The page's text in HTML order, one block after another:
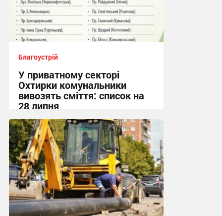
Благоустрій
У приватному секторі
Охтирки комунальники
вивозять сміття: список на
28 липня
19:55, 27.07.2026